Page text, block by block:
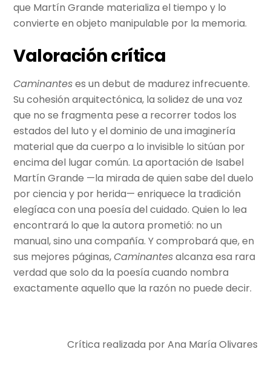
que Martín Grande materializa el tiempo y lo
convierte en objeto manipulable por la memoria.
Valoración crítica
Caminanteses un debut de madurez infrecuente.
Su cohesión arquitectónica, la solidez de una voz
que no se fragmenta pese a recorrer todos los
estados del luto y el dominio de una imaginería
material que da cuerpo a lo invisible lo sitúan por
encima del lugar común. La aportación de Isabel
Martín Grande —la mirada de quien sabe del duelo
por ciencia y por herida— enriquece la tradición
elegíaca con una poesía del cuidado. Quien lo lea
encontrará lo que la autora prometió: no un
manual, sino una compañía. Y comprobará que, en
sus mejores páginas,Caminantesalcanza esa rara
verdad que solo da la poesía cuando nombra
exactamente aquello que la razón no puede decir.
Crítica realizada por Ana María Olivares